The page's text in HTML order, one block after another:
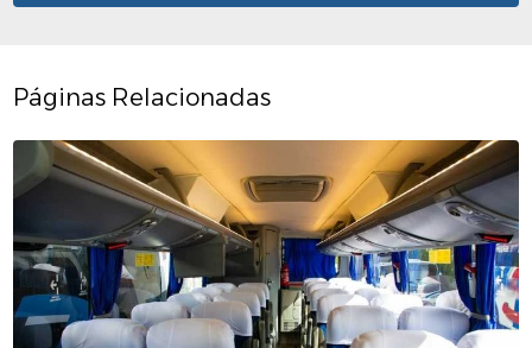
Páginas Relacionadas